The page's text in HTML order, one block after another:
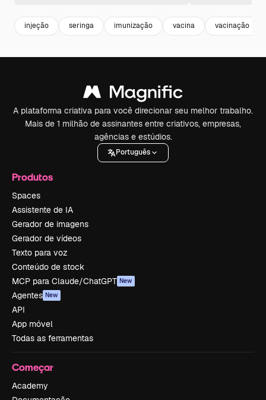
injeção seringa imunização vacina vacinação
A plataforma criativa para você direcionar seu melhor trabalho.
Mais de 1 milhão de assinantes entre criativos, empresas,
agências e estúdios.
Português
Produtos
Spaces
Assistente de IA
Gerador de imagens
Gerador de vídeos
Texto para voz
Conteúdo de stock
MCP para Claude/ChatGPT New
Agentes New
API
App móvel
Todas as ferramentas
Começar
Academy